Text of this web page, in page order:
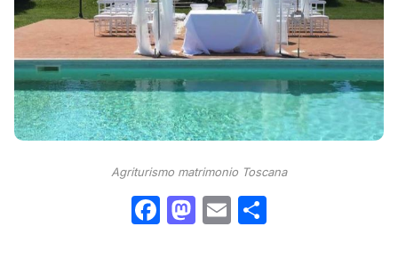
Agriturismo matrimonio Toscana
Facebook
Mastodon
Email